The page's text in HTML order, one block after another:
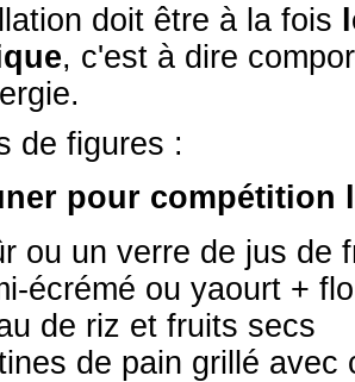
doit être à la fois
, c'est à dire
de figures :
pour compétition
ou un verre de jus de
écrémé ou yaourt +
de riz et fruits secs
de pain grillé